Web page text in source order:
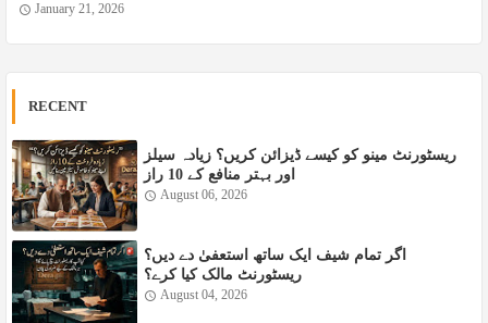
January 21, 2026
RECENT
ریسٹورنٹ مینو کو کیسے ڈیزائن کریں؟ زیادہ سیلز
اور بہتر منافع کے 10 راز
August 06, 2026
اگر تمام شیف ایک ساتھ استعفیٰ دے دیں؟
ریسٹورنٹ مالک کیا کرے؟
August 04, 2026